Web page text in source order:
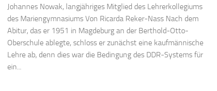
Johannes Nowak, langjähriges Mitglied des Lehrerkollegiums
des Mariengymnasiums Von Ricarda Reker-Nass Nach dem
Abitur, das er 1951 in Magdeburg an der Berthold-Otto-
Oberschule ablegte, schloss er zunächst eine kaufmännische
Lehre ab, denn dies war die Bedingung des DDR-Systems für
ein...